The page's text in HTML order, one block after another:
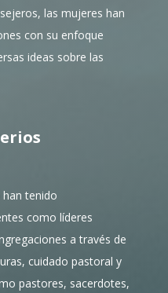
las mujeres han
con su enfoque
ideas sobre las
tenido
como líderes
a través de
cuidado pastoral y
pastores, sacerdotes,